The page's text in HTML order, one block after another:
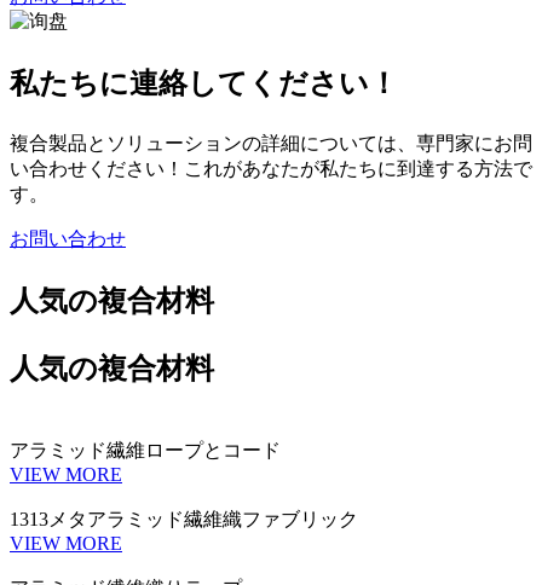
私たちに連絡してください！
複合製品とソリューションの詳細については、専門家にお問
い合わせください！これがあなたが私たちに到達する方法で
す。
お問い合わせ
人気の複合材料
人気の複合材料
アラミッド繊維ロープとコード
VIEW MORE
1313メタアラミッド繊維織ファブリック
VIEW MORE